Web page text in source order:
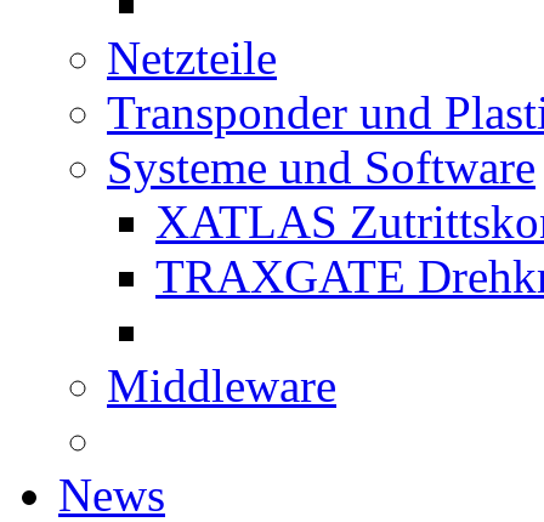
Netzteile
Transponder und
Systeme und Software
XATLAS
TRAXGATE
Middleware
News